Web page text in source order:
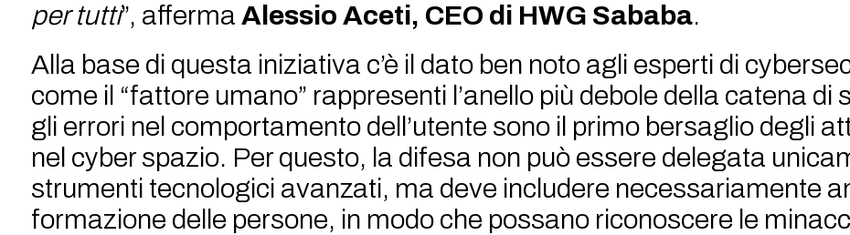
per tutti”, afferma Alessio Aceti, CEO di HWG Sababa.
Alla base di questa iniziativa c’è il dato ben noto agli esperti di
come il “fattore umano” rappresenti l’anello più debole della catena di
gli errori nel comportamento dell’utente sono il primo bersaglio degli
nel cyber spazio. Per questo, la difesa non può essere delegata
strumenti tecnologici avanzati, ma deve includere necessariamente
formazione delle persone, in modo che possano riconoscere le